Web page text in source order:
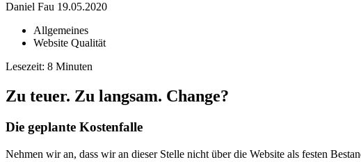
Daniel Fau 19.05.2020
Allgemeines
Website Qualität
Lesezeit:
Zu teuer. Zu langsam. Change?
Die geplante Kostenfalle
Nehmen wir an, dass wir an dieser Stelle nicht über die Website als festen